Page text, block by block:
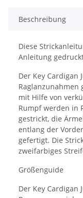
Beschreibung
Diese
Anleitung
Der Key
Raglanzunahmen
mit Hilfe von
Rumpf werden in
gestrickt, die
entlang der
gefertigt. Die
zweifarbiges
Größenguide
Der Key Cardigan